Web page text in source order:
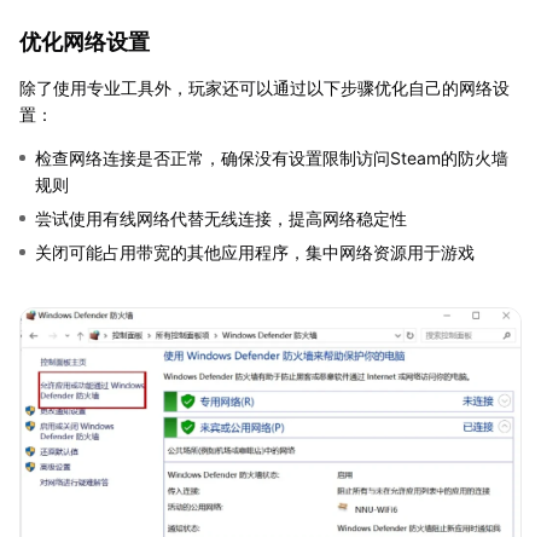
优化网络设置
除了使用专业工具外，玩家还可以通过以下步骤优化自己的网络设
置：
检查网络连接是否正常，确保没有设置限制访问Steam的防火墙
规则
尝试使用有线网络代替无线连接，提高网络稳定性
关闭可能占用带宽的其他应用程序，集中网络资源用于游戏